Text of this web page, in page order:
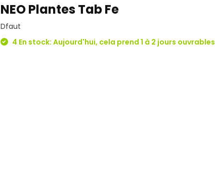
NEO Plantes Tab Fe
Dfaut
4 En stock: Aujourd'hui, cela prend 1 à 2 jours ouvrables